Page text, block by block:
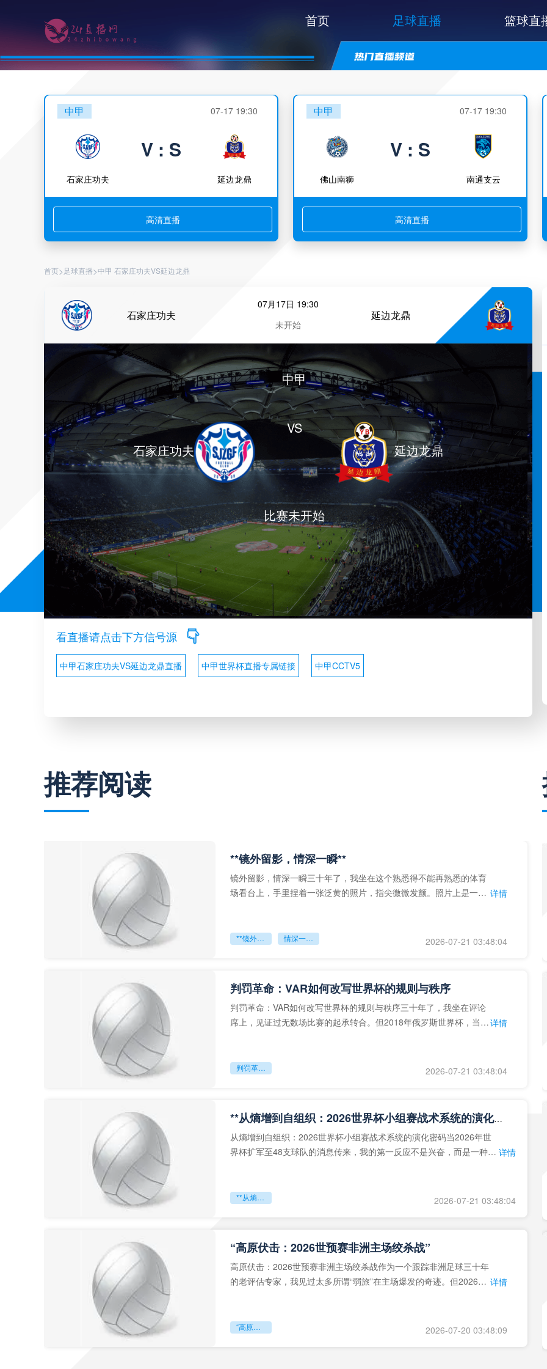
首页 足球直播 篮球直
中甲 07-17 19:30
石家庄功夫
V : S
延边龙鼎
高清直播
中甲 07-17 19:30
佛山南狮
V : S
南通支云
高清直播
首页> 足球直播>中甲 石家庄功夫VS延边龙鼎
石家庄功夫
07月17日 19:30
未开始
延边龙鼎
石家庄功夫
中甲
VS
比赛未开始
延边龙鼎
看直播请点击下方信号源
中甲石家庄功夫VS延边龙鼎直播 中甲世界杯直播专属链接 中甲CCTV5
推荐阅读
**镜外留影，情深一瞬**
镜外留影，情深一瞬三十年了，我坐在这个熟悉得不能再熟悉的体育
场看台上，手里捏着一张泛黄的照片，指尖微微发颤。照片上是一个 详情
**镜外留影 情深一瞬** 2026-07-21 03:48:04
判罚革命：VAR如何改写世界杯的规则与秩序
判罚革命：VAR如何改写世界杯的规则与秩序三十年了，我坐在评论
席上，见证过无数场比赛的起承转合。但2018年俄罗斯世界杯，当
详情
判罚革命：VAR如何改写世界杯的规则与秩序 2026-07-21 03:48:04
**从熵增到自组织：2026世界杯小组赛战术系统的演化密码**
从熵增到自组织：2026世界杯小组赛战术系统的演化密码当2026年世
界杯扩军至48支球队的消息传来，我的第一反应不是兴奋，而是一种深 详情
**从熵增到自组织：2026世界杯小组赛战术系统的演化密码** 2026-07-21 03:48:04
“高原伏击：2026世预赛非洲主场绞杀战”
高原伏击：2026世预赛非洲主场绞杀战作为一个跟踪非洲足球三十年
的老评估专家，我见过太多所谓“弱旅”在主场爆发的奇迹。但2026年 详情
“高原伏击：2026世预赛非洲主场绞杀战” 2026-07-20 03:48:09